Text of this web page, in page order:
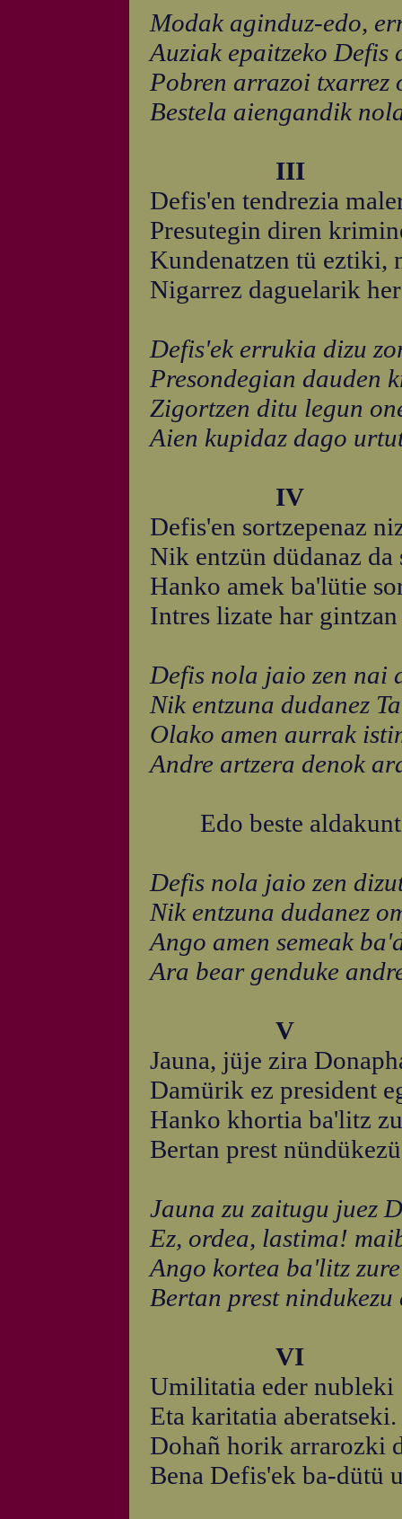
Modak aginduz-edo,
Auziak epaitzeko Defis
Pobren arrazoi txarrez
Bestela aiengandik
III
Defis'en tendrezia
Presutegin diren
Kundenatzen tü eztiki,
Nigarrez daguelarik
Defis'ek errukia dizu
Presondegian dauden
Zigortzen ditu legun
Aien kupidaz dago
IV
Defis'en sortzepenaz
Nik entzün düdanaz da
Hanko amek ba'lütie
Intres lizate har
Defis nola jaio zen nai
Nik entzuna dudanez
Olako amen aurrak
Andre artzera denok
Edo beste
Defis nola jaio zen
Nik entzuna dudanez
Ango amen semeak
Ara bear genduke
V
Jauna, jüje zira
Damürik ez president
Hanko khortia ba'litz
Bertan prest
Jauna zu zaitugu juez
Ez, ordea, lastima!
Ango kortea ba'litz
Bertan prest
VI
Umilitatia eder nubleki
Eta karitatia aberatseki.
Dohañ horik arrarozki
Bena Defis'ek ba-dütü